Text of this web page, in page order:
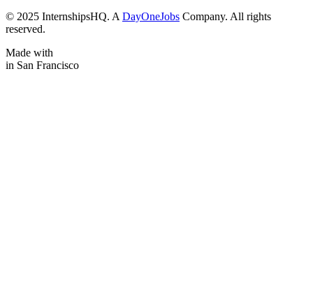
© 2025 InternshipsHQ. A DayOneJobs Company. All rights
reserved.
Made with
in San Francisco